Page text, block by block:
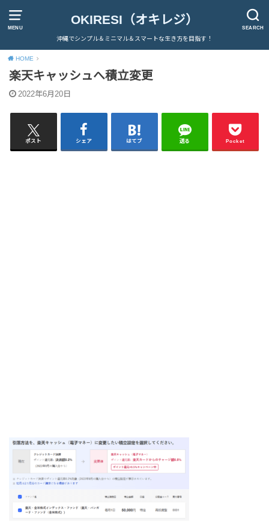
MENU SEARCH
OKIRESI（オキレジ）
沖縄でシンプル＆ミニマル＆スマートな生き方を目指す！
HOME
楽天キャッシュへ積立変更
2022年6月20日
ポスト シェア はてブ 送る Pocket